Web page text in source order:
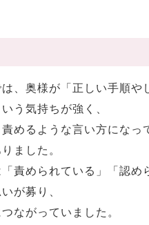
、奥様が「正しい手順や
う気持ちが強く、
めるような言い方になっ
ました。
責められている」「認め
が募り、
ながっていました。